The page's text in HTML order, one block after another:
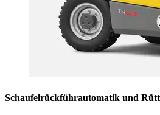
Schaufelrückführautomatik und